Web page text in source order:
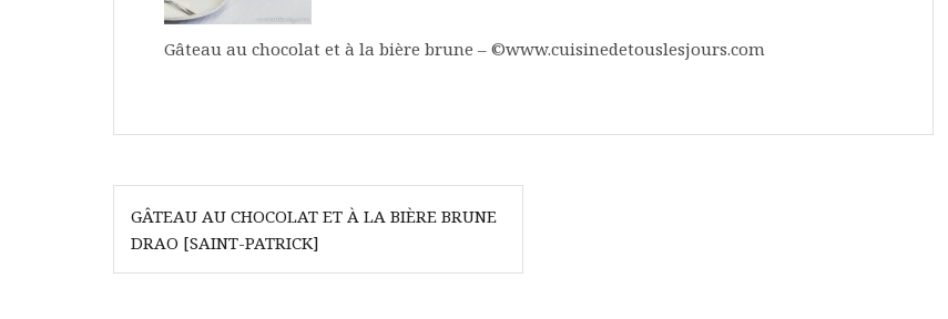
Gâteau au chocolat et à la bière brune – ©www.cuisinedetouslesjours.com
Navigation
de
l’article
GÂTEAU AU CHOCOLAT ET À LA BIÈRE BRUNE
DRAO [SAINT-PATRICK]